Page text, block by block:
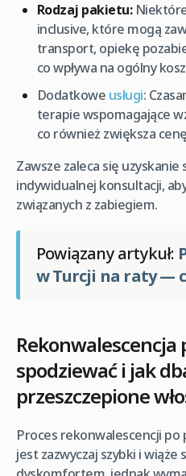
Rodzaj pakietu:
inclusive, które mogą
transport, opiekę
co wpływa na ogólny
Dodatkowe usługi:
terapie wspomagające
co również zwiększa
Zawsze zaleca się uzyskanie
indywidualnej konsultacji,
związanych z zabiegiem.
Powiązany artykuł:
w Turcji na raty —
Rekonwalescencja
spodziewać i jak
przeszczepione
Proces rekonwalescencji po
jest zazwyczaj szybki i wiąże